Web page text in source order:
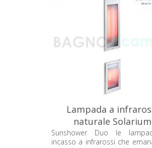
Lampada a
naturale Solarium
Sunshower DUO
Sunshower Duo le
incasso a infrarossi che